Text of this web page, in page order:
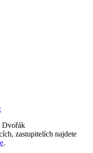
Dvořák
zastupitelích najdete
.